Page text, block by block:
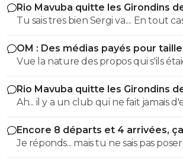
Rio Mavuba quitte les Girondins
Tu sais tres bien Sergi va.... En tout
SEUL CLUB qui est parfait... Et qui
sera JMAIS critiqué par toi..... Tu te
seul a defendre mordicus le mec
mon pauvre vieux fou... tu t'en
OM : Des médias payés pour
accusé
Vue la nature des propos qui s'ils
la diffamation, je penses que c'est
Rio Mavuba quitte les Girondins
Ah... il y a un club qui ne fait jamais
Encore 8 départs et 4 arrivées,
Je réponds... mais tu ne sais pas